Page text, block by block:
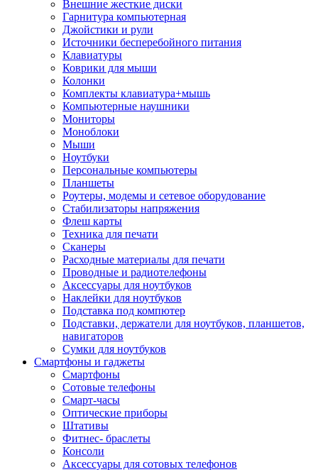
Внешние жесткие диски
Гарнитура компьютерная
Джойстики и рули
Источники бесперебойного питания
Клавиатуры
Коврики для мыши
Колонки
Комплекты клавиатура+мышь
Компьютерные наушники
Мониторы
Моноблоки
Мыши
Ноутбуки
Персональные компьютеры
Планшеты
Роутеры, модемы и сетевое оборудование
Стабилизаторы напряжения
Флеш карты
Техника для печати
Сканеры
Расходные материалы для печати
Проводные и радиотелефоны
Аксессуары для ноутбуков
Наклейки для ноутбуков
Подставка под компютер
Подставки, держатели для ноутбуков, планшетов,
навигаторов
Сумки для ноутбуков
Смартфоны и гаджеты
Смартфоны
Сотовые телефоны
Смарт-часы
Оптические приборы
Штативы
Фитнес- браслеты
Консоли
Аксессуары для сотовых телефонов